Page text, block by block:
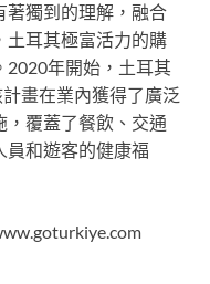
著獨到的理解，融合
土耳其極富活力的購
2020年開始，土耳其
畫在業內獲得了廣泛
覆蓋了餐飲、交通
員和遊客的健康福